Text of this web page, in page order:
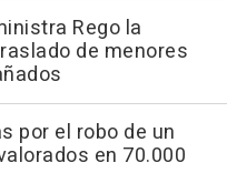
Rego la
de menores
por el robo de un
en 70.000